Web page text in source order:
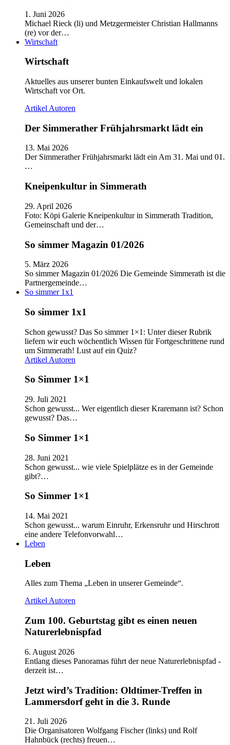
1. Juni 2026
Michael Rieck (li) und Metzgermeister Christian Hallmanns
(re) vor der…
Wirtschaft
Wirtschaft
Aktuelles aus unserer bunten Einkaufswelt und lokalen
Wirtschaft vor Ort.
Artikel Autoren
Der Simmerather Frühjahrsmarkt lädt ein
13. Mai 2026
Der Simmerather Frühjahrsmarkt lädt ein Am 31. Mai und 01.
…
Kneipenkultur in Simmerath
29. April 2026
Foto: Köpi Galerie Kneipenkultur in Simmerath Tradition,
Gemeinschaft und der…
So simmer Magazin 01/2026
5. März 2026
So simmer Magazin 01/2026 Die Gemeinde Simmerath ist die
Partnergemeinde…
So simmer 1x1
So simmer 1x1
Schon gewusst? Das So simmer 1×1: Unter dieser Rubrik
liefern wir euch wöchentlich Wissen für Fortgeschrittene rund
um Simmerath! Lust auf ein Quiz?
Artikel Autoren
So Simmer 1×1
29. Juli 2021
Schon gewusst... Wer eigentlich dieser Kraremann ist? Schon
gewusst? Das…
So Simmer 1×1
28. Juni 2021
Schon gewusst... wie viele Spielplätze es in der Gemeinde
gibt?…
So Simmer 1×1
14. Mai 2021
Schon gewusst... warum Einruhr, Erkensruhr und Hirschrott
eine andere Telefonvorwahl…
Leben
Leben
Alles zum Thema „Leben in unserer Gemeinde“.
ArtikelAutoren
Zum 100. Geburtstag gibt es einen neuen
Naturerlebnispfad
6. August 2026
Entlang dieses Panoramas führt der neue Naturerlebnispfad -
derzeit ist…
Jetzt wird’s Tradition: Oldtimer-Treffen in
Lammersdorf geht in die 3. Runde
21. Juli 2026
Die Organisatoren Wolfgang Fischer (links) und Rolf
Hahnbück (rechts) freuen…